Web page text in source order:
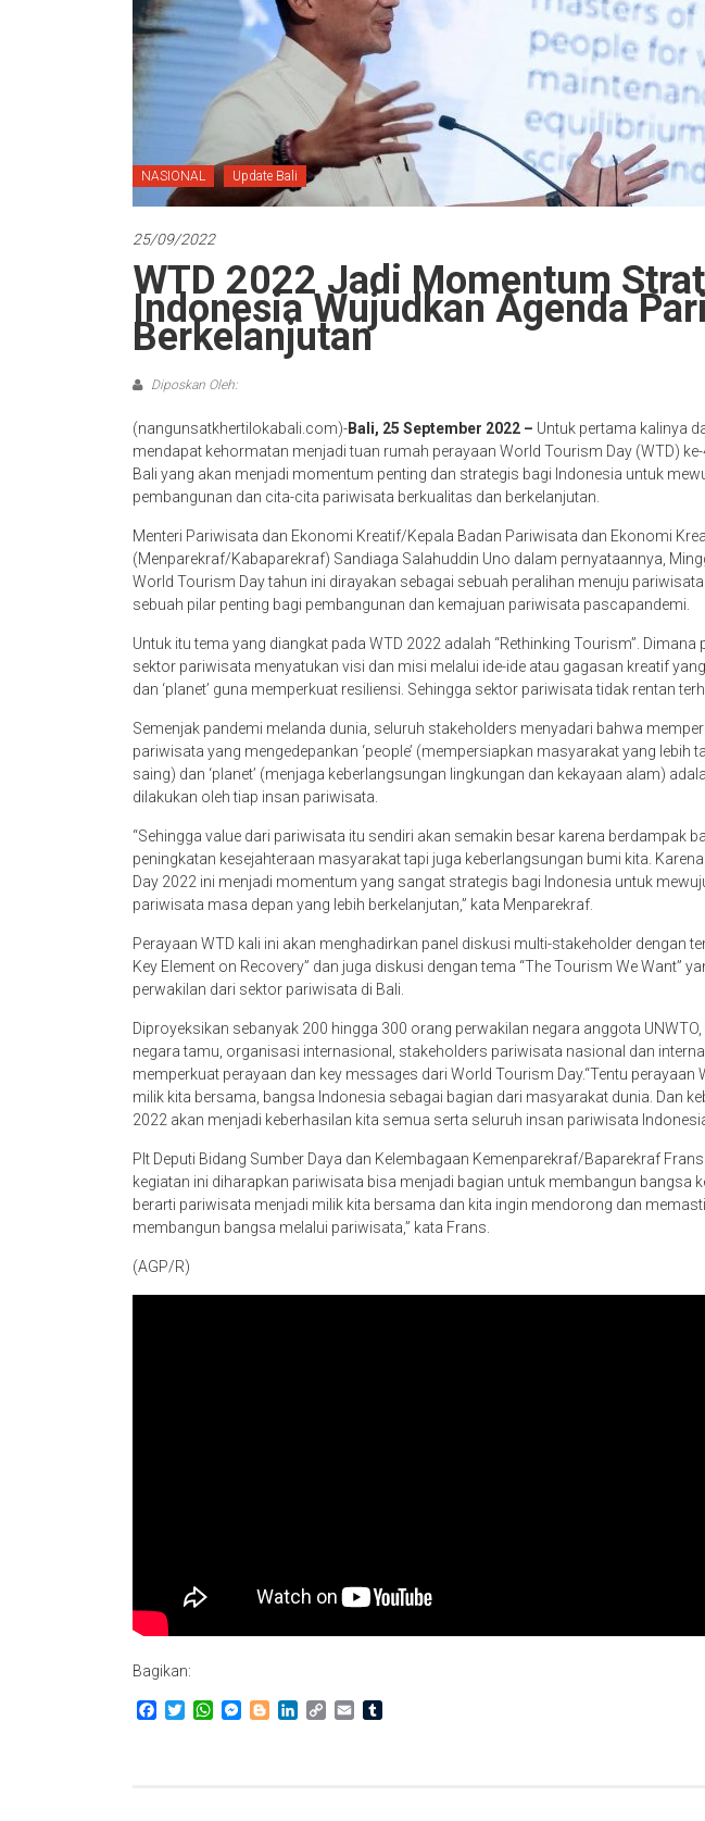
NASIONAL Update Bali
25/09/2022
WTD 2022 Jadi Momentum
Indonesia Wujudkan Agenda
Berkelanjutan
Diposkan Oleh:
(nangunsatkhertilokabali.com)-Bali, 25 September 2022 – Untuk pertama kalinya
mendapat kehormatan menjadi tuan rumah perayaan World Tourism Day (WTD)
Bali yang akan menjadi momentum penting dan strategis bagi Indonesia untuk
pembangunan dan cita-cita pariwisata berkualitas dan berkelanjutan.
Menteri Pariwisata dan Ekonomi Kreatif/Kepala Badan Pariwisata dan Ekonomi
(Menparekraf/Kabaparekraf) Sandiaga Salahuddin Uno dalam pernyataannya,
World Tourism Day tahun ini dirayakan sebagai sebuah peralihan menuju
sebuah pilar penting bagi pembangunan dan kemajuan pariwisata pascapandemi.
Untuk itu tema yang diangkat pada WTD 2022 adalah “Rethinking Tourism”. Dimana
sektor pariwisata menyatukan visi dan misi melalui ide-ide atau gagasan kreatif yang
dan ‘planet’ guna memperkuat resiliensi. Sehingga sektor pariwisata tidak rentan
Semenjak pandemi melanda dunia, seluruh stakeholders menyadari bahwa
pariwisata yang mengedepankan ‘people’ (mempersiapkan masyarakat yang lebih
saing) dan ‘planet’ (menjaga keberlangsungan lingkungan dan kekayaan alam)
dilakukan oleh tiap insan pariwisata.
“Sehingga value dari pariwisata itu sendiri akan semakin besar karena berdampak
peningkatan kesejahteraan masyarakat tapi juga keberlangsungan bumi kita.
Day 2022 ini menjadi momentum yang sangat strategis bagi Indonesia untuk
pariwisata masa depan yang lebih berkelanjutan,” kata Menparekraf.
Perayaan WTD kali ini akan menghadirkan panel diskusi multi-stakeholder dengan
Key Element on Recovery” dan juga diskusi dengan tema “The Tourism We Want”
perwakilan dari sektor pariwisata di Bali.
Diproyeksikan sebanyak 200 hingga 300 orang perwakilan negara anggota UNWTO,
negara tamu, organisasi internasional, stakeholders pariwisata nasional dan
memperkuat perayaan dan key messages dari World Tourism Day.“Tentu perayaan
milik kita bersama, bangsa Indonesia sebagai bagian dari masyarakat dunia. Dan
2022 akan menjadi keberhasilan kita semua serta seluruh insan pariwisata
Plt Deputi Bidang Sumber Daya dan Kelembagaan Kemenparekraf/Baparekraf
kegiatan ini diharapkan pariwisata bisa menjadi bagian untuk membangun bangsa
berarti pariwisata menjadi milik kita bersama dan kita ingin mendorong dan
membangun bangsa melalui pariwisata,” kata Frans.
(AGP/R)
Bagikan:
Facebook
TwitterWhatsApp
Messenger
BloggerLinkedIn
Copy Email